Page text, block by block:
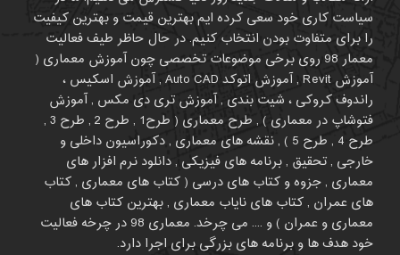
سیاست کاری خود سعی کرده ایم بهترین قیمت و بهترین کیفیت
را برای متفاوت بودن انتخاب کنیم. در حال حاظر طیف فعالیت
معمار 98 روی برخی موضوعات تخصصی چون آموزش معماری (
آموزش Revit , آموزش اتوکد Auto CAD , آموزش اسکیس ،
راندوف کروکی ، شیت بندی , آموزش تری دی مکس , آموزش
فتوشاپ در معماری ) , طرح معماری ( طرح1 , طرح 2 , طرح 3 ,
طرح 4 , طرح 5 ) , نقشه های معماری , دکوراسیون داخلی و
خارجی , تحقیق , برنامه های فیزیکی , دانلود نرم افزار های
معماری , جزوه و کتاب های درسی ( کتاب های معماری , کتاب
های عمران , کتاب های نایاب معماری , بهترین کتاب های
معماری و عمران ) و .... می چرخد. معماری 98 در چرخه فعالیت
خود هدف ها و برنامه های بزرگی برای اجرا دارد.